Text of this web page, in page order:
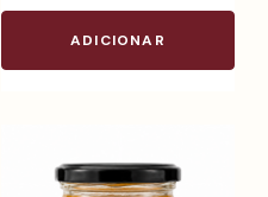
ADICIONAR